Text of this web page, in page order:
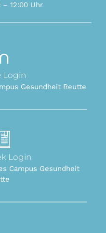
– 12:00 Uhr
Login
Gesundheit Reutte
Login
Campus Gesundheit